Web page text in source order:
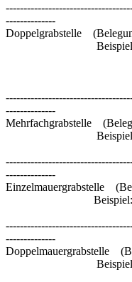
--------------
Doppelgrabstelle
--------------
Mehrfachgrabstelle
--------------
Einzelmauergrabstelle
Beispiel:
--------------
Doppelmauergrabstelle